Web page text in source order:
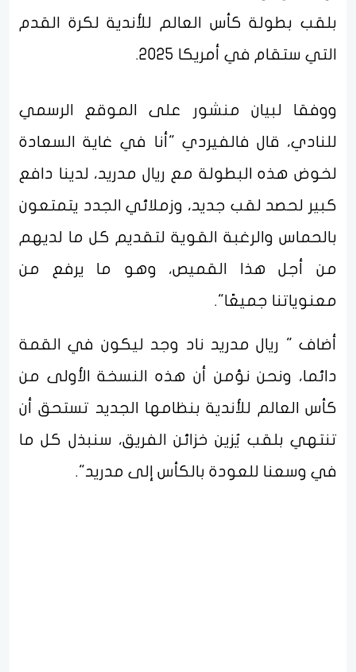
بلقب بطولة كأس العالم للأندية لكرة القدم
التي ستقام في أمريكا 2025.
ووفقا لبيان منشور على الموقع الرسمي
للنادي، قال فالفيردي "أنا في غاية السعادة
لخوض هذه البطولة مع ريال مدريد، لدينا دافع
كبير لحصد لقب جديد، وزملائي الجدد يتمتعون
بالحماس والرغبة القوية لتقديم كل ما لديهم
من أجل هذا القميص، وهو ما يرفع من
معنوياتنا جميعًا".
أضاف " ريال مدريد ناد وجد ليكون في القمة
دائما، ونحن نؤمن أن هذه النسخة الأولى من
كأس العالم للأندية بنظامها الجديد تستحق أن
تنتهي بلقب يُزين خزائن الفريق، سنبذل كل ما
في وسعنا للعودة بالكأس إلى مدريد".